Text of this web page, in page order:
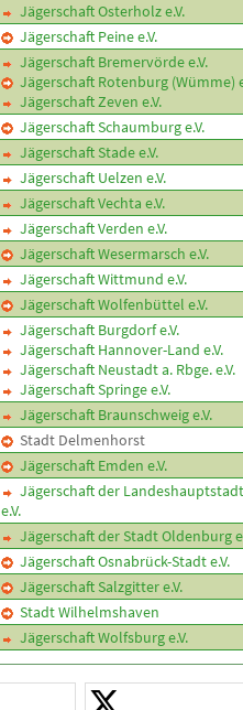
Jägerschaft Osterholz e.V.
Jägerschaft Peine e.V.
Jägerschaft Bremervörde e.V.
Jägerschaft Rotenburg (Wümme)
Jägerschaft Zeven e.V.
Jägerschaft Schaumburg e.V.
Jägerschaft Stade e.V.
Jägerschaft Uelzen e.V.
Jägerschaft Vechta e.V.
Jägerschaft Verden e.V.
Jägerschaft Wesermarsch e.V.
Jägerschaft Wittmund e.V.
Jägerschaft Wolfenbüttel e.V.
Jägerschaft Burgdorf e.V.
Jägerschaft Hannover-Land e.V.
Jägerschaft Neustadt a. Rbge. e.V.
Jägerschaft Springe e.V.
Jägerschaft Braunschweig e.V.
Stadt Delmenhorst
Jägerschaft Emden e.V.
Jägerschaft der
e.V.
Jägerschaft der Stadt Oldenburg
Jägerschaft Osnabrück-Stadt e.V.
Jägerschaft Salzgitter e.V.
Stadt Wilhelmshaven
Jägerschaft Wolfsburg e.V.